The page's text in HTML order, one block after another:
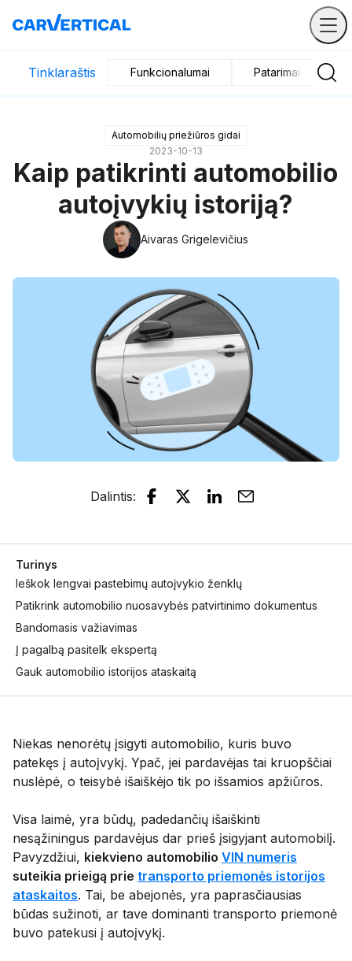
Tinklaraštis Funkcionalumai Patarimai perkant
Automobilių priežiūros gidai
2023-10-13
Kaip patikrinti automobilio
autoįvykių istoriją?
Aivaras Grigelevičius
Dalintis:
Turinys
Ieškok lengvai pastebimų autoįvykio ženklų
Patikrink automobilio nuosavybės patvirtinimo dokumentus
Bandomasis važiavimas
Į pagalbą pasitelk ekspertą
Gauk automobilio istorijos ataskaitą
Niekas nenorėtų įsigyti automobilio, kuris buvo
patekęs į autoįvykį. Ypač, jei pardavėjas tai kruopščiai
nuslėpė, o teisybė išaiškėjo tik po išsamios apžiūros.
Visa laimė, yra būdų, padedančių išaiškinti
nesąžiningus pardavėjus dar prieš įsigyjant automobilį.
Pavyzdžiui, kiekvieno automobilio VIN numeris
suteikia prieigą prie transporto priemonės istorijos
ataskaitos. Tai, be abejonės, yra paprasčiausias
būdas sužinoti, ar tave dominanti transporto priemonė
buvo patekusi į autoįvykį.